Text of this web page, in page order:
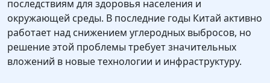
последствиям для здоровья населения и
окружающей среды. В последние годы Китай активно
работает над снижением углеродных выбросов, но
решение этой проблемы требует значительных
вложений в новые технологии и инфраструктуру.